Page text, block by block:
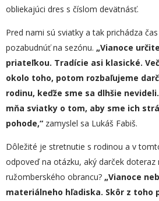
obliekajúci dres s číslom devätnásť.
Pred nami sú sviatky a tak prichádza
pozabudnúť na sezónu. „Vianoce
priateľkou. Tradície asi klasické.
okolo toho, potom rozbaľujeme
rodinu, keďže sme sa dlhšie
mňa sviatky o tom, aby sme ich
pohode,“ zamyslel sa Lukáš Fabiš.
Dôležité je stretnutie s rodinou a v
odpoveď na otázku, aký darček doteraz
ružomberského obrancu? „Vianoce
materiálneho hľadiska. Skôr z toho